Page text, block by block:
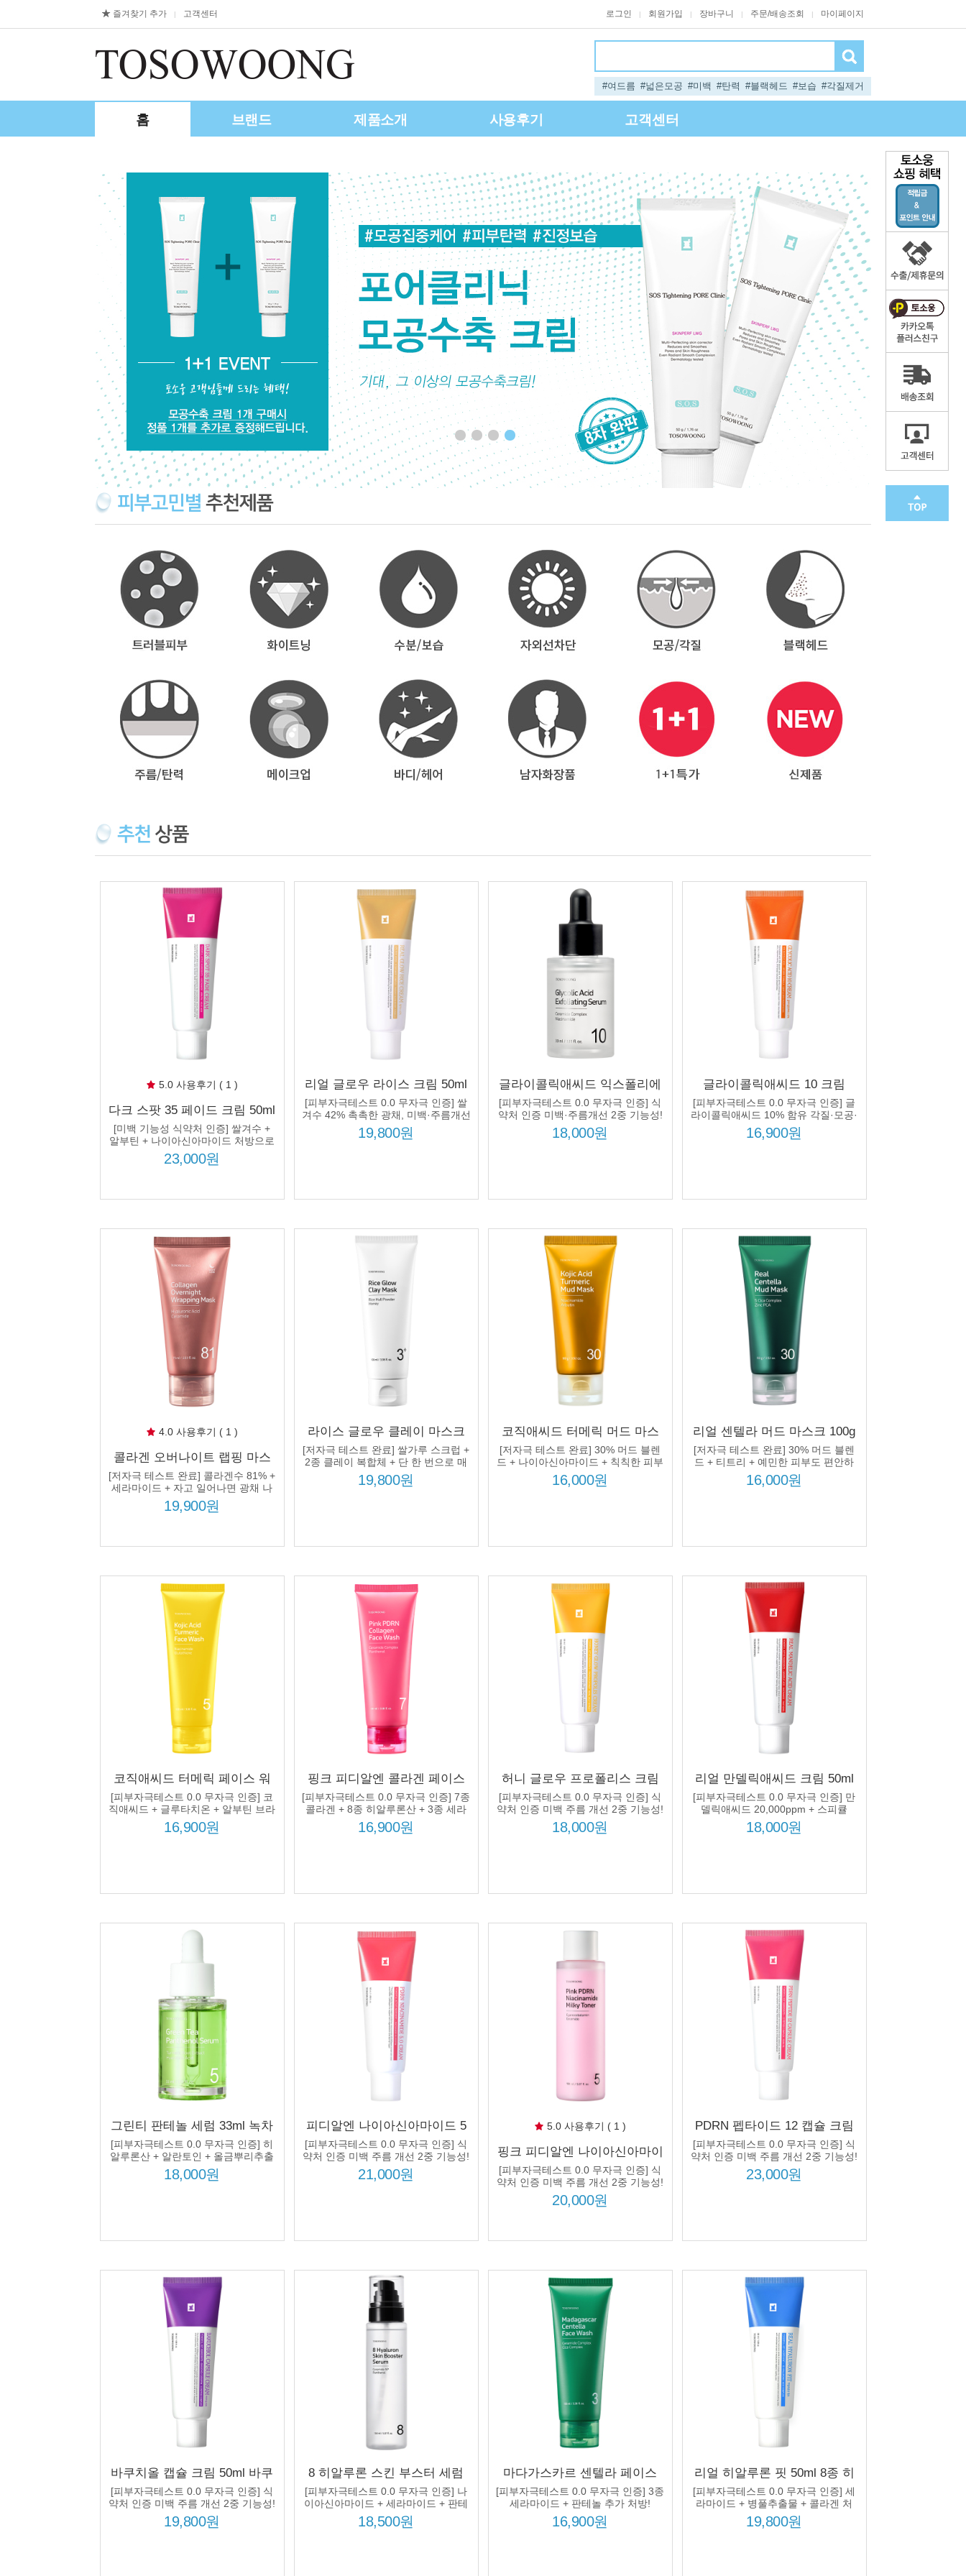
즐겨찾기 추가 | 고객센터 로그인 | 회원가입 | 장바구니 | 주문/배송조회 | 마이페이지
#여드름 #넓은모공 #미백 #탄력 #블랙헤드 #보습 #각질제거
홈 브랜드 제품소개 사용후기 고객센터
5.0 사용후기 ( 1 )
다크 스팟 35 페이드 크림 50ml
미백 집중 케어 피부톤 착색된
피부 개선
[미백 기능성 식약처 인증] 쌀겨수 +
알부틴 + 나이아신아마이드 처방으로
피부톤을 밝고 균일하게!
23,000원
리얼 글로우 라이스 크림 50ml
쌀겨수 42% 미백 주름개선 피
부장벽 수분크림 420970 ppm
처방
[피부자극테스트 0.0 무자극 인증] 쌀
겨수 42% 촉촉한 광채, 미백·주름개선
2중 기능성으로 피부 장벽까지!
19,800원
글라이콜릭애씨드 익스폴리에
이팅 세럼 33ml 글라이콜릭애
씨드 10% 나이아신아마이드 세
라마이드 미백 주름개선
[피부자극테스트 0.0 무자극 인증] 식
약처 인증 미백·주름개선 2중 기능성!
18,000원
글라이콜릭애씨드 10 크림
50ml 글라이콜릭애씨드 10%
각질케어 모공케어 피부결 개
선 AHA
[피부자극테스트 0.0 무자극 인증] 글
라이콜릭애씨드 10% 함유 각질·모공·
피부결 케어
16,900원
4.0 사용후기 ( 1 )
콜라겐 오버나이트 랩핑 마스
크 75ml 콜라겐수 81% 8종 히
알루론산 수분 광채 탄력
[저자극 테스트 완료] 콜라겐수 81% +
세라마이드 + 자고 일어나면 광채 나
는 피부!
19,900원
라이스 글로우 클레이 마스크
100ml 쌀겨추출물 각질제거 모
공 광채 보습 탄력 피부톤 개선
[저자극 테스트 완료] 쌀가루 스크럽 +
2종 클레이 복합체 + 단 한 번으로 매
끈한 광채 피부!
19,800원
코직애씨드 터메릭 머드 마스
크 100g 울금뿌리수 55% 다크
스팟 모공 딥클렌징 피부톤개
선
[저자극 테스트 완료] 30% 머드 블렌
드 + 나이아신아마이드 + 칙칙한 피부
도 환하게!
16,000원
리얼 센텔라 머드 마스크 100g
병풀잎수 55% 5종 시카 컴플렉
스 징크 PCA 모공 딥클렌징 진
정
[저자극 테스트 완료] 30% 머드 블렌
드 + 티트리 + 예민한 피부도 편안하
게!
16,000원
코직애씨드 터메릭 페이스 워
시 100ml 코직애씨드 1,000ppm
울금뿌리수 50,078ppm 모공 딥
클렌징 피부톤케어
[피부자극테스트 0.0 무자극 인증] 코
직애씨드 + 글루타치온 + 알부틴 브라
이트닝 처방!
16,900원
핑크 피디알엔 콜라겐 페이스
워시 100ml 7종 콜라겐 콤플렉
스 8종 히알루론산 모공 딥클렌
징 탄력 광채
[피부자극테스트 0.0 무자극 인증] 7종
콜라겐 + 8종 히알루론산 + 3종 세라
마이드 처방!
16,900원
허니 글로우 프로폴리스 크림
50ml 꿀수 47% 5종 세라마이드
나이아신아마이드 로얄젤리 미
백 주름개선
[피부자극테스트 0.0 무자극 인증] 식
약처 인증 미백 주름 개선 2중 기능성!
18,000원
리얼 만델릭애씨드 크림 50ml
만델릭애씨드 20000ppm 스피
큘 각질케어 모공 피부결 개선
[피부자극테스트 0.0 무자극 인증] 만
델릭애씨드 20,000ppm + 스피큘
10,000ppm 처방!
18,000원
그린티 판테놀 세럼 33ml 녹차
수 60% 판테놀 50000ppm 울금
뿌리추출물 히알루론산 진정
보습 수분 장벽
[피부자극테스트 0.0 무자극 인증] 히
알루론산 + 알란토인 + 올금뿌리추출
물 추가 처방!
18,000원
피디알엔 나이아신아마이드 5
크림 50ml 나이아신아마이드
5% 연어 피디알엔 하이드롤라
이즈드 콜라겐 미백 주름개선
[피부자극테스트 0.0 무자극 인증] 식
약처 인증 미백 주름 개선 2중 기능성!
21,000원
5.0 사용후기 ( 1 )
핑크 피디알엔 나이아신아마이
드 밀키 토너 150ml 나이아신아
마이드 50000ppm 연어 PDRN
비타민 B12 미백 주름개선
[피부자극테스트 0.0 무자극 인증] 식
약처 인증 미백 주름 개선 2중 기능성!
20,000원
PDRN 펩타이드 12 캡슐 크림
50ml 연어 유래 PDRN
10000ppm 12종 펩타이드 주름
탄력 미백
[피부자극테스트 0.0 무자극 인증] 식
약처 인증 미백 주름 개선 2중 기능성!
23,000원
바쿠치올 캡슐 크림 50ml 바쿠
치올 5000ppm 12종 펩타이드
콤플렉스 3종 세라마이드 주름
미백
[피부자극테스트 0.0 무자극 인증] 식
약처 인증 미백 주름 개선 2중 기능성!
19,800원
8 히알루론 스킨 부스터 세럼
150ml 8종 히알루론산 컴플렉
스 수분 보습 미백 주름개선
[피부자극테스트 0.0 무자극 인증] 나
이아신아마이드 + 세라마이드 + 판테
놀 처방!
18,500원
마다가스카르 센텔라 페이스
워시 100ml 병풀잎수
30086ppm 9종 시카 컴플렉스
모공 딥클렌징 진정
[피부자극테스트 0.0 무자극 인증] 3종
세라마이드 + 판테놀 추가 처방!
16,900원
리얼 히알루론 핏 50ml 8종 히
알루론산 컴플렉스 병풀추출물
피부 수분 보습 미백 주름개선
[피부자극테스트 0.0 무자극 인증] 세
라마이드 + 병풀추출물 + 콜라겐 처
방!
19,800원